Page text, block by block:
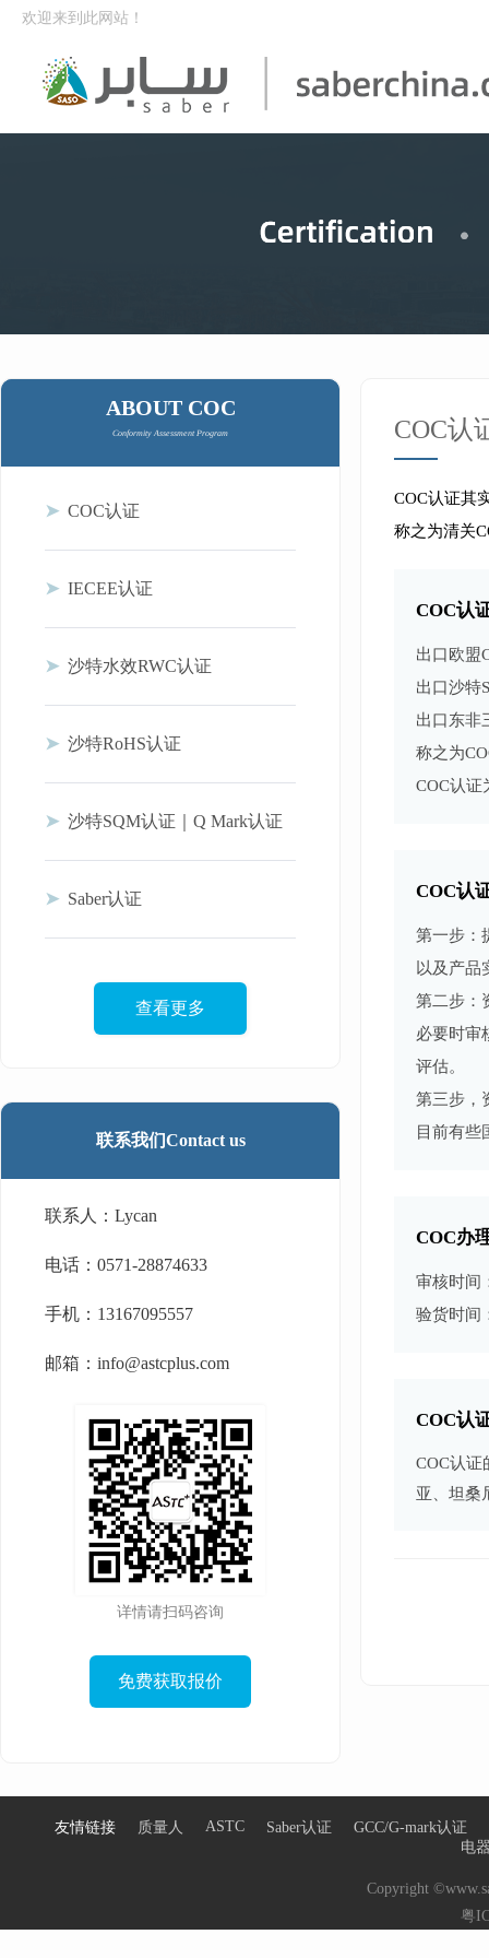
欢迎来到此网站！
ABOUT COC
Conformity Assessment Program
➤ COC认证
➤ IECEE认证
➤ 沙特水效RWC认证
➤ 沙特RoHS认证
➤ 沙特SQM认证｜Q Mark认证
➤ Saber认证
查看更多
联系我们Contact us
联系人：Lycan
电话：0571-28874633
手机：13167095557
邮箱：info@astcplus.com
详情请扫码咨询
免费获取报价
COC认
COC认证其
称之为清关
COC认
出口欧盟
出口沙特
出口东非
称之为
COC认证
COC认
第一步：
以及产品
第二步：
必要时审
评估。
第三步，
目前有些
COC办
审核时间
验货时间
COC认
COC认证
亚、坦桑
友情链接 质量人 ASTC Saber认证 GCC/G-mark认证
电
Copyright
粤